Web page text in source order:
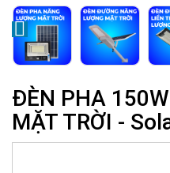
ĐÈN PHA
MẶT TRỜI -